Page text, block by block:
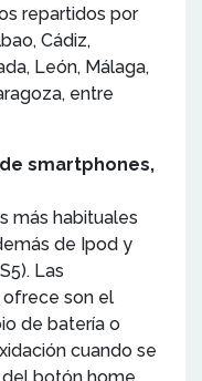
repartidos por
Cádiz,
León, Málaga,
entre
smartphones,
más habituales
de Ipod y
Las
ofrece son el
de batería o
cuando se